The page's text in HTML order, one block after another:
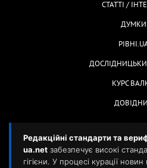
СТАТТІ /
ДУМКИ
КУРС
Редакційні стандарти та
ua.net забезпечує високі
гігієни. У процесі курації